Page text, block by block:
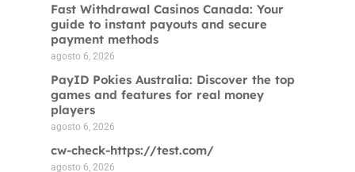
Fast Withdrawal Casinos Canada: Your
guide to instant payouts and secure
payment methods
agosto 6, 2026
PayID Pokies Australia: Discover the top
games and features for real money
players
agosto 6, 2026
cw-check-https://test.com/
agosto 6, 2026